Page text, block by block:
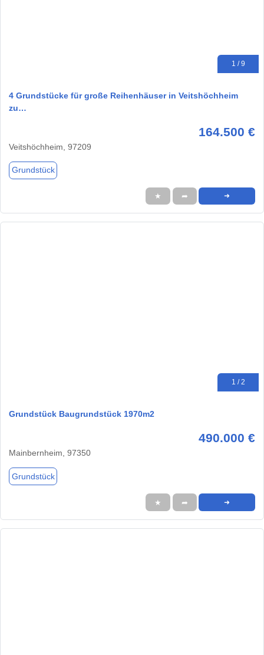
1 / 9
4 Grundstücke für große Reihenhäuser in Veitshöchheim
zu…
164.500 €
Veitshöchheim, 97209
Grundstück
★ ➦ ➜
1 / 2
Grundstück Baugrundstück 1970m2
490.000 €
Mainbernheim, 97350
Grundstück
★ ➦ ➜